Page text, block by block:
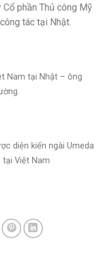
Cổ phần Thủ công Mỹ
tác tại Nhật.
Nam tại Nhật – ông
diện kiến ngài Umeda
Việt Nam